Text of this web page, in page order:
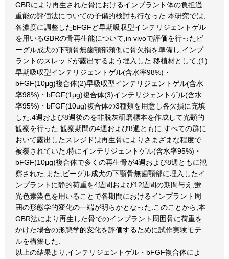
GBRにより再生された骨におけるインプラント体の負担過
重能の評価法についての予備的検討も行なった.本研究では,
各濃度に調整したbFGFど早期吸収型インテリジェントゲル
を用いるGBRの骨再生能について,in vivoで評価を行ったビ
ーグル成犬の下顎骨無歯顎部頬側に骨欠損を準備し,インプ
ラントのスレッドが露出するよう埋入した.移植材として,(1)
早期吸収型インテリジェントゲル(含水率98%)・
bFGF(10μg)複合体(2)早吸収型インテリジェントゲル(含水
率98%)・bFGF(1μg)複合体(3)インテリジェントゲル(含水
率95%)・bFGF(10ug)複合体の3種類を用意し各欠損に充填
した.4週および8週後のを非脱灰研磨標本を作成して光顕的
観察を行った.観察期間の4週および8週ともに,すべての群に
おいて露出したスレジドは再生骨によりさまざまな程度で
被覆されていた.特にインテリジェントゲル(含水率95%)・
bFGF(10μg)複合体で多くの再生骨が4週および8週ともに観
察された,また,ビーグル成犬の下顎骨無歯顎部に埋入したイ
ンプラントに静的荷重を4週間および12週間の期間与え,蛍
光色素染色を用いることで各期間におけるインプラント周
囲の形態学的変化の一端が明らかとなった.このことから,本
GBR法により再生した骨でのインプラント周囲骨に荷重を
かけた場合の形態学的変化を評価するために試作実験モテ
ルを構築した.
以上の結果より,インテリジェントゲル・bFGF複合体によ